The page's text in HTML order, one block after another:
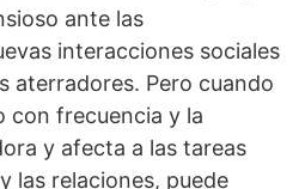
ante las
interacciones sociales
aterradores. Pero cuando
con frecuencia y la
y afecta a las tareas
las relaciones, puede